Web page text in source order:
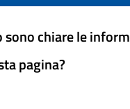
sono chiare le
pagina?